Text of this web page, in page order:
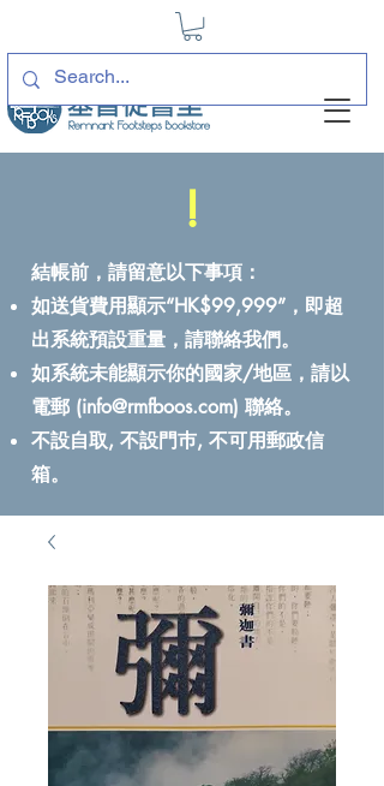
!
結帳前，請留意以下事項：
如送貨費用顯示“HK$99,999”，即超
出系統預設重量，請聯絡我們。
如系統未能顯示你的國家/地區，請以
電郵 (info@rmfboos.com) 聯絡。
不設自取, 不設門巿, 不可用郵政信
箱。